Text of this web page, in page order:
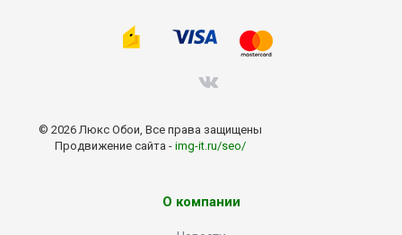
© 2026 Люкс Обои, Все права защищены
Продвижение сайта - img-it.ru/seo/
О компании